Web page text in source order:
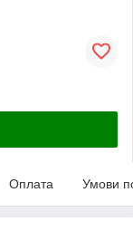
Оплата Умови